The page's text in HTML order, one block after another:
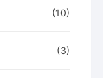
(10)
(3)